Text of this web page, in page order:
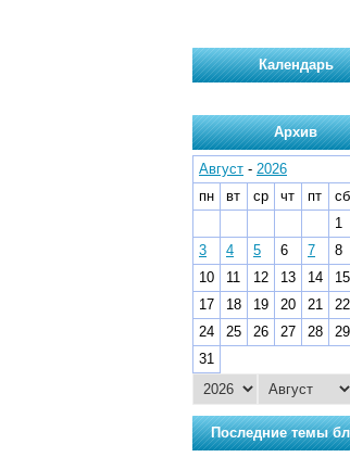
Календарь
Архив
Август - 2026
пн
вт ср чт пт сб
1
3
4 5 6 7 8
10
11 12 13 14 15
17
18 19 20 21 22
24
25 26 27 28 29
31
Последние темы